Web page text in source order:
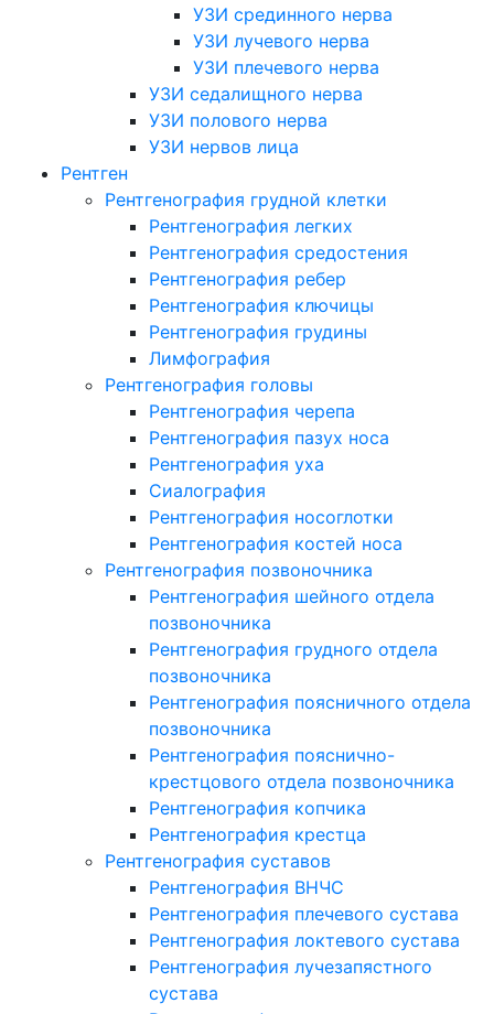
УЗИ срединного нерва
УЗИ лучевого нерва
УЗИ плечевого нерва
УЗИ седалищного нерва
УЗИ полового нерва
УЗИ нервов лица
Рентген
Рентгенография грудной клетки
Рентгенография легких
Рентгенография средостения
Рентгенография ребер
Рентгенография ключицы
Рентгенография грудины
Лимфография
Рентгенография головы
Рентгенография черепа
Рентгенография пазух носа
Рентгенография уха
Сиалография
Рентгенография носоглотки
Рентгенография костей носа
Рентгенография позвоночника
Рентгенография шейного отдела
позвоночника
Рентгенография грудного отдела
позвоночника
Рентгенография поясничного отдела
позвоночника
Рентгенография пояснично-
крестцового отдела позвоночника
Рентгенография копчика
Рентгенография крестца
Рентгенография суставов
Рентгенография ВНЧС
Рентгенография плечевого сустава
Рентгенография локтевого сустава
Рентгенография лучезапястного
сустава